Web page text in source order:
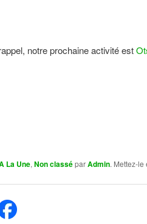
notre prochaine activité est
La Une, Non classéparAdmin. Mettez-le